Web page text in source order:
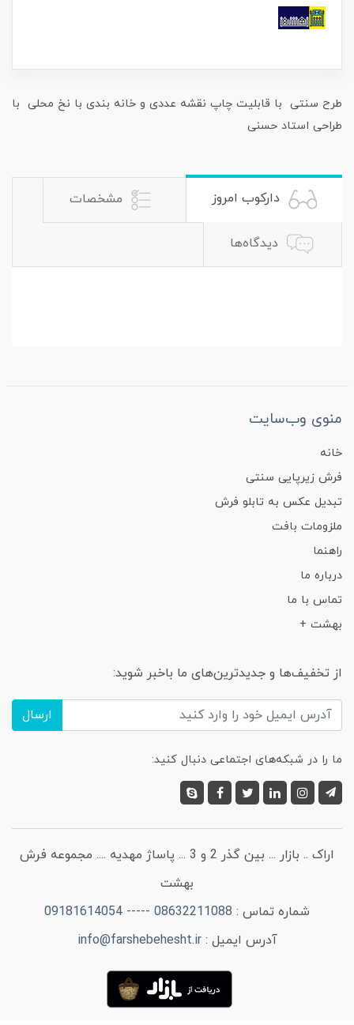
طرح سنتی با قابلیت چاپ نقشه عددی و خانه بندی با نخ محلی با
طراحی استاد حسنی
دارکوب امروز مشخصات
دیدگاه‌ها
منوی وب‌سایت
خانه
فرش زیرپایی سنتی
تبدیل عکس به تابلو فرش
ملزومات بافت
راهنما
درباره ما
تماس با ما
بهشت +
از تخفیف‌ها و جدیدترین‌های ما باخبر شوید:
ارسال
ما را در شبکه‌های اجتماعی دنبال کنید:
اراک .. بازار ... بین گذر 2 و 3 ... پاساژ مهدیه .... مجموعه فرش
بهشت
شماره تماس : 08632211088 ----- 09181614054
آدرس ایمیل :info@farshebehesht.ir